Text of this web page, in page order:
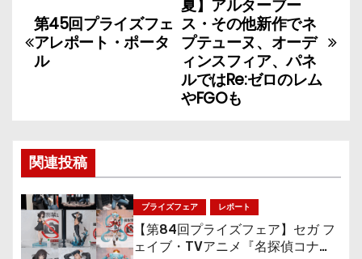
稿
ナ
ー
シ
ョ
夏】アルターブー
ス・その他新作でネ
プテューヌ、オーデ
ィンスフィア、パネ
ルではRe:ゼロのレム
やFGOも
第45回プライズフェ
アレポート・ポータ
ル
関連投稿
プライズフェア レポート
【第84回プライズフェア】セガ フ
ェイブ・TVアニメ『名探偵コナ